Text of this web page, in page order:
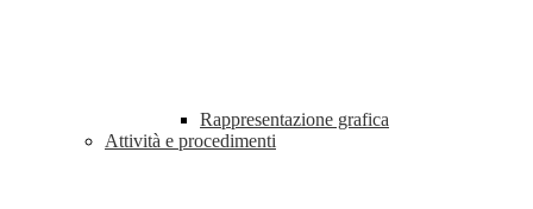
Rappresentazione grafica
Attività e procedimenti